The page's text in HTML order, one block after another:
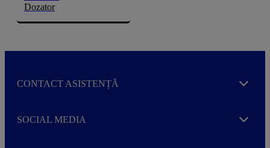
Dozator
CONTACT ASISTENȚĂ Expand
SOCIAL MEDIA Expand